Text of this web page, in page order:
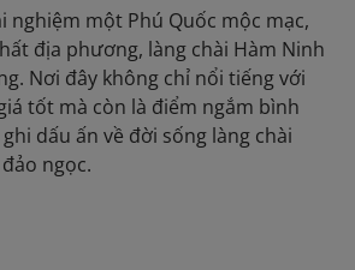
nghiệm một Phú Quốc mộc mạc,
địa phương, làng chài Hàm Ninh
Nơi đây không chỉ nổi tiếng với
tốt mà còn là điểm ngắm bình
dấu ấn về đời sống làng chài
ngọc.